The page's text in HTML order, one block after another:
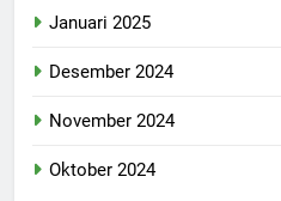
Januari 2025
Desember 2024
November 2024
Oktober 2024